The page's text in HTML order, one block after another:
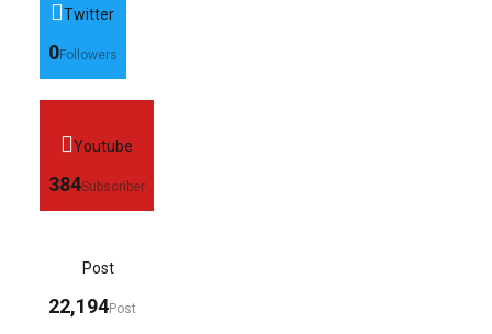
Twitter
0Followers
Youtube
384Subscriber
Post
22,194Post